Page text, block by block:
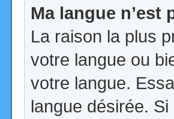
Ma langue n’est
La raison la plus
votre langue ou
votre langue.
langue désirée.